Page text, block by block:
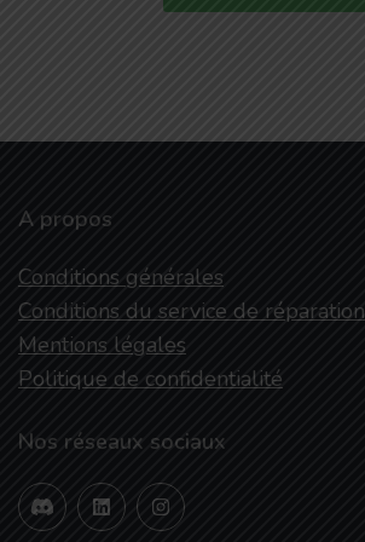
A propos
Conditions générales
Conditions du service de réparation
Mentions légales
Politique de confidentialité
Nos réseaux sociaux